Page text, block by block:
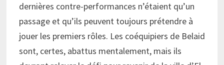
dernières contre-performances n’étaient qu’un
passage et qu’ils peuvent toujours prétendre à
jouer les premiers rôles. Les coéquipiers de Belaid
sont, certes, abattus mentalement, mais ils